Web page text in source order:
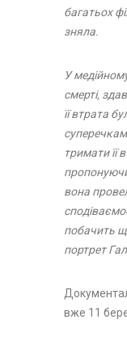
багатьох
зняла.
У
смерті,
її втрата
тримати її
вона
побачить
портрет
вже 11